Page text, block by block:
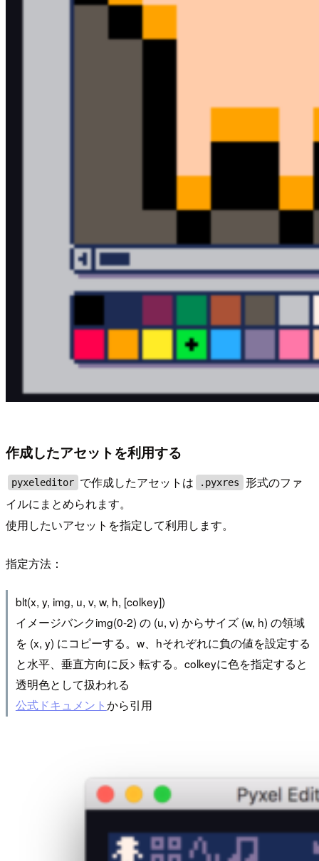
作成したアセットを利用する
pyxeleditor で作成したアセットは .pyxres
形式のファ
イルにまとめられます。
使用したいアセットを指定して利用します。
指定方法：
blt(x, y, img, u, v, w, h, [colkey])
イメージバンクimg(0-2) の (u, v) からサイズ (w, h) の領域
を (x, y) にコピーする。w、hそれぞれに負の値を設定する
と水平、垂直方向に反> 転する。colkeyに色を指定すると
透明色として扱われる
公式ドキュメントから引用